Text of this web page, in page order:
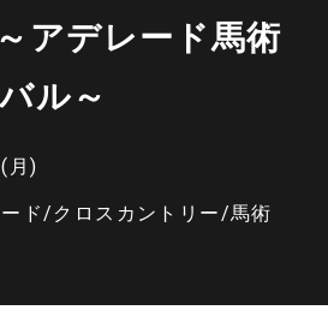
アデレード馬術
ル～
月)
ド/ クロスカントリー/馬術